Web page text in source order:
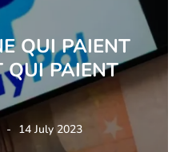
QUI PAIENT
QUI PAIENT
14 July 2023